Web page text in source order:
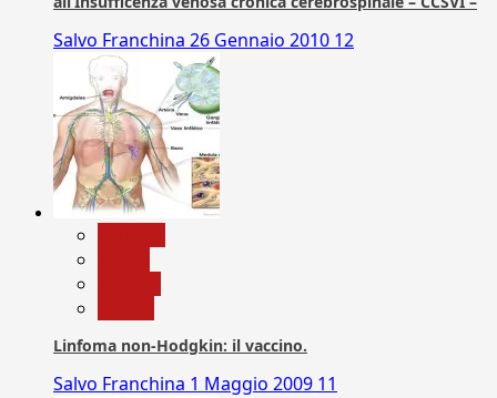
Salvo Franchina 26 Gennaio 2010 12
Linfoma non-Hodgkin: il vaccino.
Salvo Franchina 1 Maggio 2009 11